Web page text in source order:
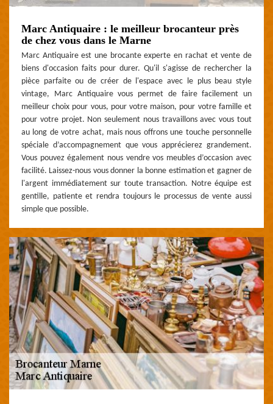
Marc Antiquaire : le meilleur brocanteur près
de chez vous dans le Marne
Marc Antiquaire est une brocante experte en rachat et vente de
biens d'occasion faits pour durer. Qu'il s'agisse de rechercher la
pièce parfaite ou de créer de l'espace avec le plus beau style
vintage, Marc Antiquaire vous permet de faire facilement un
meilleur choix pour vous, pour votre maison, pour votre famille et
pour votre projet. Non seulement nous travaillons avec vous tout
au long de votre achat, mais nous offrons une touche personnelle
spéciale d’accompagnement que vous apprécierez grandement.
Vous pouvez également nous vendre vos meubles d’occasion avec
facilité. Laissez-nous vous donner la bonne estimation et gagner de
l'argent immédiatement sur toute transaction. Notre équipe est
gentille, patiente et rendra toujours le processus de vente aussi
simple que possible.